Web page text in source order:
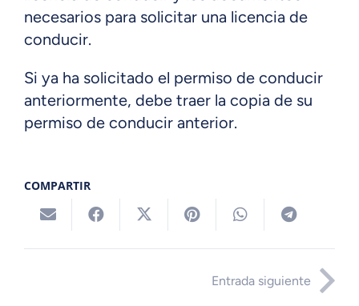
necesarios para solicitar una licencia de
conducir.
Si ya ha solicitado el permiso de conducir
anteriormente, debe traer la copia de su
permiso de conducir anterior.
COMPARTIR
Entrada siguiente